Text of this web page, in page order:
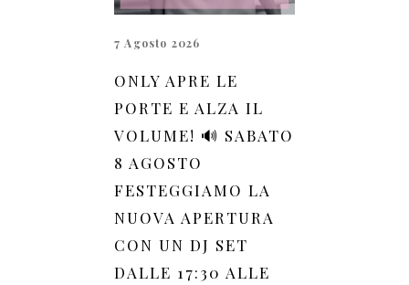
7 Agosto 2026
ONLY APRE LE
PORTE E ALZA IL
VOLUME! 🔊 SABATO
8 AGOSTO
FESTEGGIAMO LA
NUOVA APERTURA
CON UN DJ SET
DALLE 17:30 ALLE